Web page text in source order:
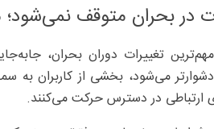
در بحران متوقف
تغییرات دوران بحران،
می‌شود، بخشی از کاربران
ارتباطی در دسترس حرکت می‌کنند.